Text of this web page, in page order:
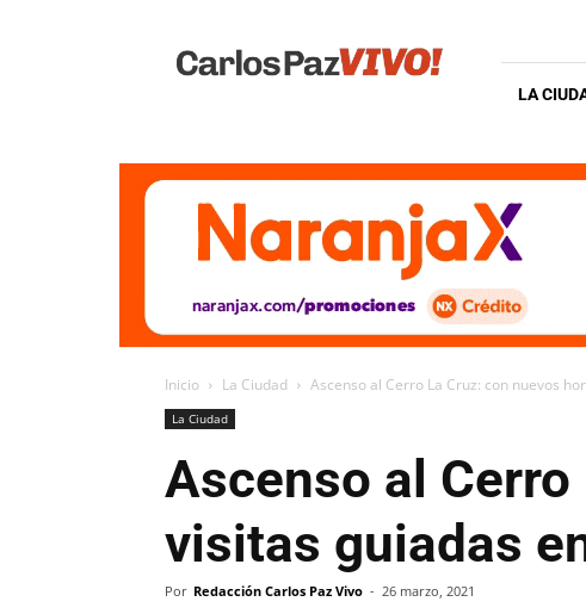
Vivo
LA
Inicio La Ciudad Ascenso al Cerro La Cruz: con nuevos
La Ciudad
Ascenso al
visitas guiadas
Por Redacción Carlos Paz Vivo - 26 marzo, 2021